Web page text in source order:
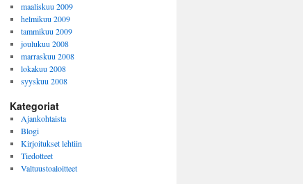
maaliskuu 2009
helmikuu 2009
tammikuu 2009
joulukuu 2008
marraskuu 2008
lokakuu 2008
syyskuu 2008
Kategoriat
Ajankohtaista
Blogi
Kirjoitukset lehtiin
Tiedotteet
Valtuustoaloitteet